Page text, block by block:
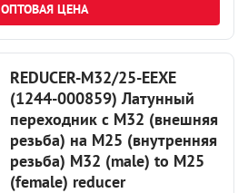
ОПТОВАЯ ЦЕНА
REDUCER-M32/25-EEXE
(1244-000859) Латунный
переходник с М32 (внешняя
резьба) на М25 (внутренняя
резьба) M32 (male) to M25
(female) reducer